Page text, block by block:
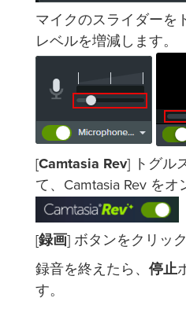
マイクのスライダーを
レベルを増減します。
[Camtasia Rev] トグル
て、Camtasia Rev をオ
[録画] ボタンをクリッ
録音を終えたら、 停止
す。